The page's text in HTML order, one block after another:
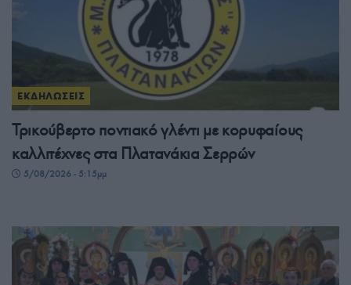
ΕΚΔΗΛΩΣΕΙΣ
Τρικούβερτο ποντιακό γλέντι με κορυφαίους
καλλιτέχνες στα Πλατανάκια Σερρών
5/08/2026 - 5:15μμ